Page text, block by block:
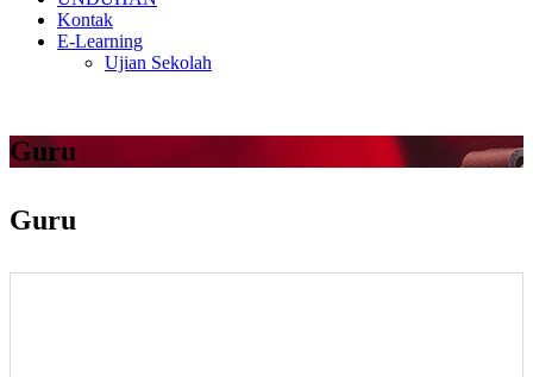
Kontak
E-Learning
Ujian Sekolah
Guru
Guru